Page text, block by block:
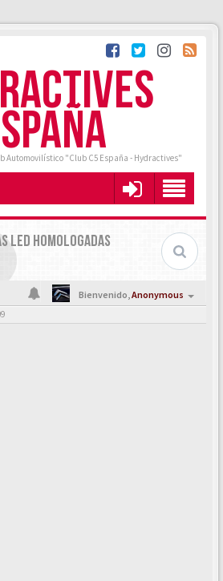
Automovilístico "Club C5 España - Hydractives"
LED HOMOLOGADAS
Bienvenido,Anonymous